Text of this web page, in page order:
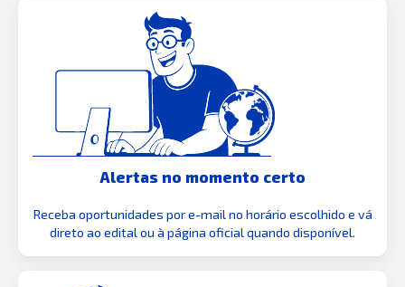
Alertas no momento certo
Receba oportunidades por e-mail no horário escolhido e vá
direto ao edital ou à página oficial quando disponível.